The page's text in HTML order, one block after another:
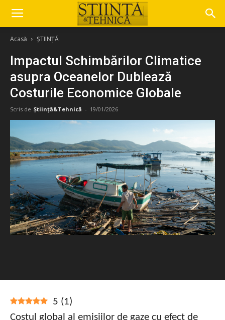
Acasă ȘTIINȚĂ
Impactul Schimbărilor Climatice
asupra Oceanelor Dublează
Costurile Economice Globale
Scris de Știință&Tehnică - 19/01/2026
5 (1)
Costul global al emisiilor de gaze cu efect de